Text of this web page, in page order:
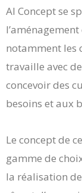
AI Concept se
notamment les
travaille avec
concevoir des
besoins et aux
Le concept de
gamme de
la réalisation